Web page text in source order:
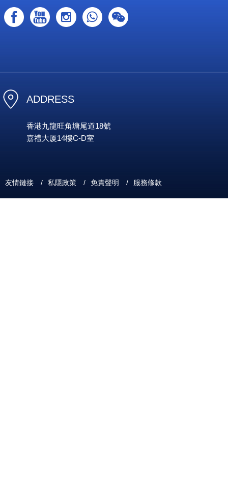
ADDRESS
香港九龍旺角塘尾道18號
嘉禮大厦14樓C-D室
友情鏈接 / 私隱政策 / 免責聲明 / 服務條款